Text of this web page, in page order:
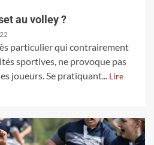
au volley ?
particulier qui contrairement
sportives, ne provoque pas
joueurs. Se pratiquant... Lire